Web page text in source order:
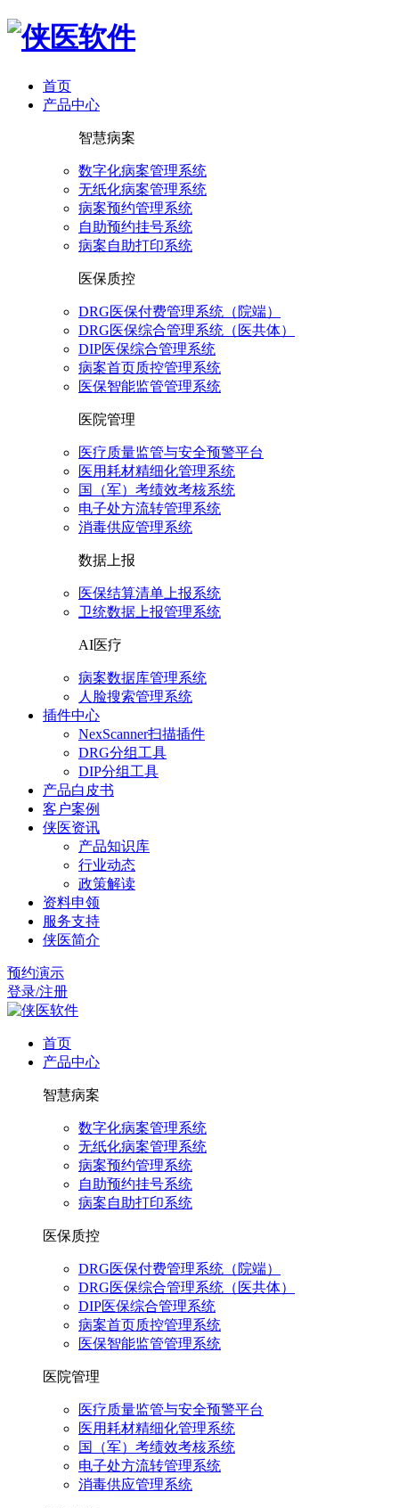
首页
产品中心
智慧病案
数字化病案管理系统
无纸化病案管理系统
病案预约管理系统
自助预约挂号系统
病案自助打印系统
医保质控
DRG医保付费管理系统（院端）
DRG医保综合管理系统（医共体）
DIP医保综合管理系统
病案首页质控管理系统
医保智能监管管理系统
医院管理
医疗质量监管与安全预警平台
医用耗材精细化管理系统
国（军）考绩效考核系统
电子处方流转管理系统
消毒供应管理系统
数据上报
医保结算清单上报系统
卫统数据上报管理系统
AI医疗
病案数据库管理系统
人脸搜索管理系统
插件中心
NexScanner扫描插件
DRG分组工具
DIP分组工具
产品白皮书
客户案例
侠医资讯
产品知识库
行业动态
政策解读
资料申领
服务支持
侠医简介
预约演示
登录/注册
首页
产品中心
智慧病案
数字化病案管理系统
无纸化病案管理系统
病案预约管理系统
自助预约挂号系统
病案自助打印系统
医保质控
DRG医保付费管理系统（院端）
DRG医保综合管理系统（医共体）
DIP医保综合管理系统
病案首页质控管理系统
医保智能监管管理系统
医院管理
医疗质量监管与安全预警平台
医用耗材精细化管理系统
国（军）考绩效考核系统
电子处方流转管理系统
消毒供应管理系统